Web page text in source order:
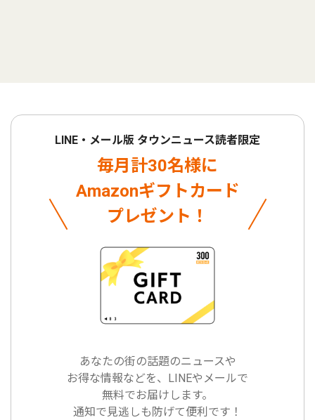
LINE・メール版 タウンニュース読者限定
毎月計30名様に
Amazonギフトカード
プレゼント！
あなたの街の話題のニュースや
お得な情報などを、LINEやメールで
無料でお届けします。
通知で見逃しも防げて便利です！